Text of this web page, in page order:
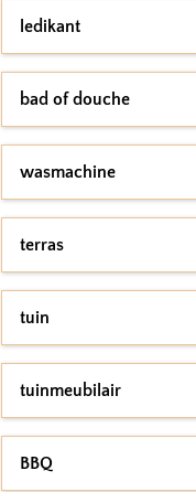
ledikant
bad of douche
wasmachine
terras
tuin
tuinmeubilair
BBQ